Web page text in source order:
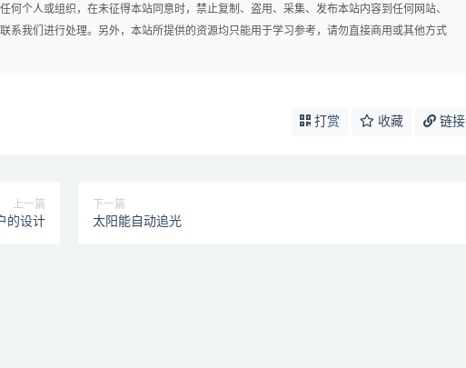
何个人或组织，在未征得本站同意时，禁止复制、盗用、采集、发布本站内容到任何网站、
系我们进行处理。另外，本站所提供的资源均只能用于学习参考，请勿直接商用或其他方式
打赏 收藏 链接
上一篇
的设计
下一篇
太阳能自动追光